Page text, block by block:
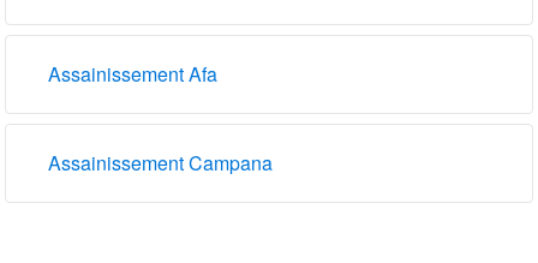
Assainissement Afa
Assainissement Campana